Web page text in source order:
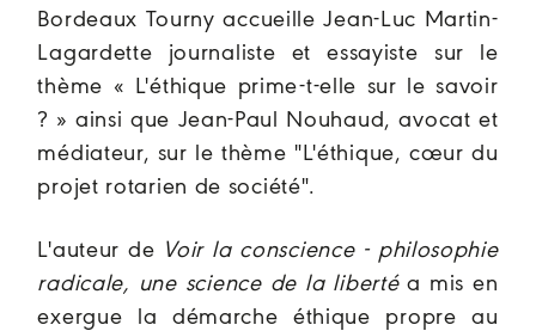
Bordeaux Tourny accueille Jean-Luc Martin-
Lagardette journaliste et essayiste sur le
thème « L'éthique prime-t-elle sur le savoir
? » ainsi que Jean-Paul Nouhaud, avocat et
médiateur, sur le thème "L'éthique, cœur du
projet rotarien de société".
L'auteur de Voir la conscience - philosophie
radicale, une science de la libertéa mis en
exergue la démarche éthique propre au